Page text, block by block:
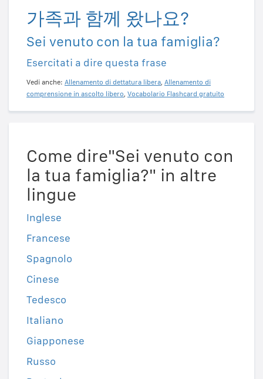
가족과 함께 왔나요?
Sei venuto con la tua famiglia?
Esercitati a dire questa frase
Vedi anche: Allenamento di dettatura libera, Allenamento di
comprensione in ascolto libero, Vocabolario Flashcard gratuito
Come dire"Sei venuto con
la tua famiglia?" in altre
lingue
Inglese
Francese
Spagnolo
Cinese
Tedesco
Italiano
Giapponese
Russo